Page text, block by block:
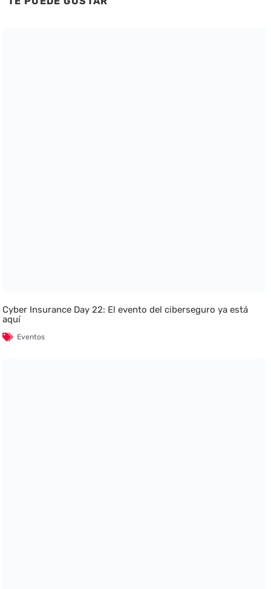
Cyber Insurance Day 22: El evento del ciberseguro ya está
aquí
Eventos